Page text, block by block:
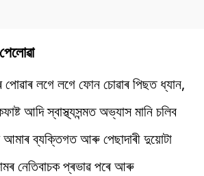
পোৱাৰ লগে লগে ফোন চোৱাৰ পিছত ধ্যান,
আদি স্বাস্থ্যসন্মত অভ্যাস মানি চলিব
আমাৰ ব্যক্তিগত আৰু পেছাদাৰী দুয়োটা
নেতিবাচক প্ৰভাৱ পৰে আৰু